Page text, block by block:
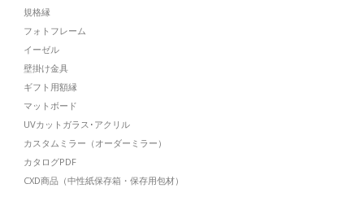
規格縁
フォトフレーム
イーゼル
壁掛け金具
ギフト用額縁
マットボード
UVカットガラス･アクリル
カスタムミラー（オーダーミラー）
カタログPDF
CXD商品（中性紙保存箱・保存用包材）